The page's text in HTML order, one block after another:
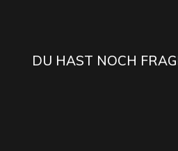
DU HAST NOCH